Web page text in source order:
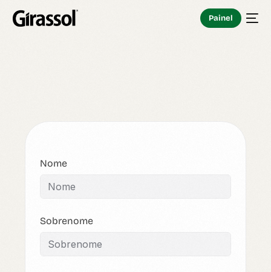
Painel
Nome
Sobrenome